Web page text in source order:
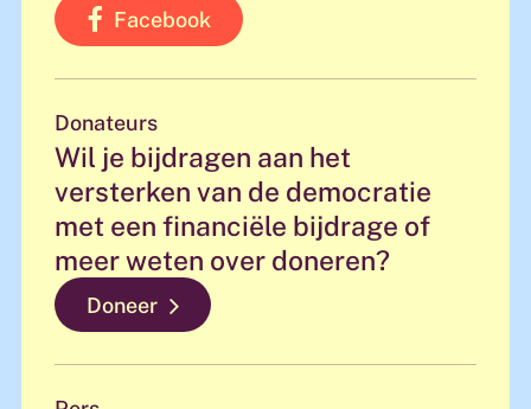
Facebook
Donateurs
Wil je bijdragen aan het
versterken van de democratie
met een financiële bijdrage of
meer weten over doneren?
Doneer